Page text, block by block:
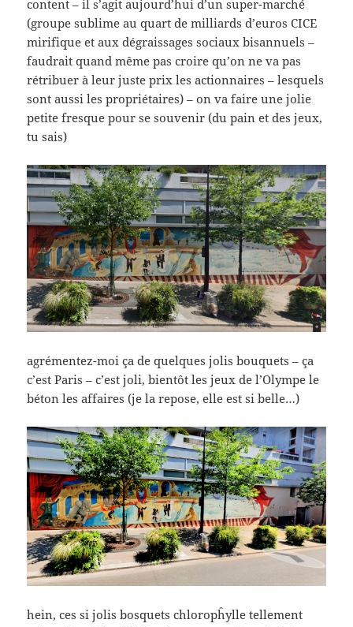
content – il s’agit aujourd’hui d’un super-marché
(groupe sublime au quart de milliards d’euros CICE
mirifique et aux dégraissages sociaux bisannuels –
faudrait quand même pas croire qu’on ne va pas
rétribuer à leur juste prix les actionnaires – lesquels
sont aussi les propriétaires) – on va faire une jolie
petite fresque pour se souvenir (du pain et des jeux,
tu sais)
agrémentez-moi ça de quelques jolis bouquets – ça
c’est Paris – c’est joli, bientôt les jeux de l’Olympe le
béton les affaires (je la repose, elle est si belle…)
hein, ces si jolis bosquets chloropĥylle tellement